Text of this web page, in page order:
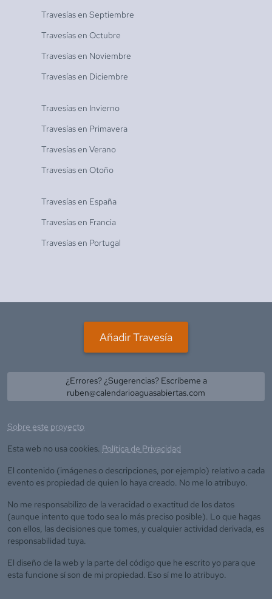
Travesías en Septiembre
Travesías en Octubre
Travesías en Noviembre
Travesías en Diciembre
Travesías en Invierno
Travesías en Primavera
Travesías en Verano
Travesías en Otoño
Travesías en España
Travesías en Francia
Travesías en Portugal
Añadir Travesía
¿Errores? ¿Sugerencias? Escríbeme a
ruben@calendarioaguasabiertas.com
Sobre este proyecto
Esta web no usa cookies. Política de Privacidad
El contenido (imágenes o descripciones, por ejemplo) relativo a cada
evento es propiedad de quien lo haya creado. No me lo atribuyo.
No me responsabilizo de la veracidad o exactitud de los datos
(aunque intento que todo sea lo más preciso posible). Lo que hagas
con ellos, las decisiones que tomes, y cualquier actividad derivada, es
responsabilidad tuya.
El diseño de la web y la parte del código que he escrito yo para que
esta funcione sí son de mi propiedad. Eso sí me lo atribuyo.